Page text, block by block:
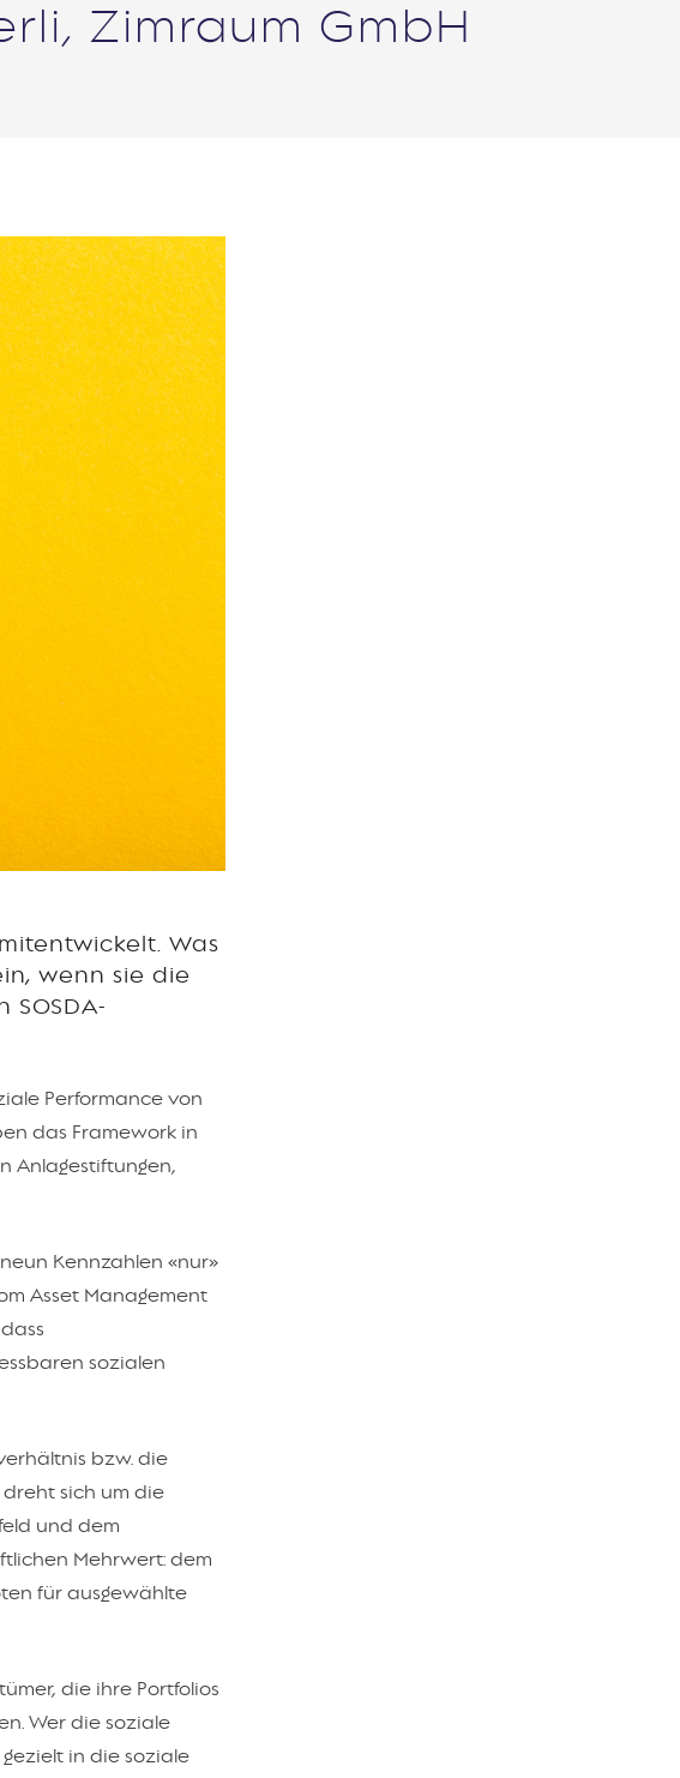
Zimraum GmbH
Was
wenn sie die
Performance von
das Framework in
Anlagestiftungen,
Kennzahlen «nur»
Asset Management
sozialen
bzw. die
sich um die
und dem
Mehrwert: dem
für ausgewählte
die ihre Portfolios
Wer die soziale
in die soziale